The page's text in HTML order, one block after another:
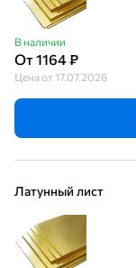
В наличии
От 1164 ₽
Цена от 17.07.2026
Латунный лист